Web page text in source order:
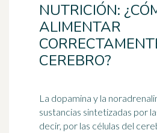
NUTRICIÓN:
ALIMENTAR
CEREBRO?
La dopamina y la
sustancias sintetizadas por
decir, por las células del